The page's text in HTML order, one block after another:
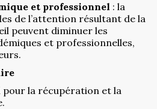
et professionnel : la
de l’attention résultant de la
peuvent diminuer les
et professionnelles,
pour la récupération et la